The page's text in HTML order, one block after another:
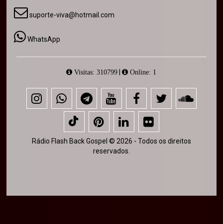
suporte-viva@hotmail.com
WhatsApp
Visitas: 310799 | Online: 1
Rádio Flash Back Gospel © 2026 - Todos os direitos
reservados.